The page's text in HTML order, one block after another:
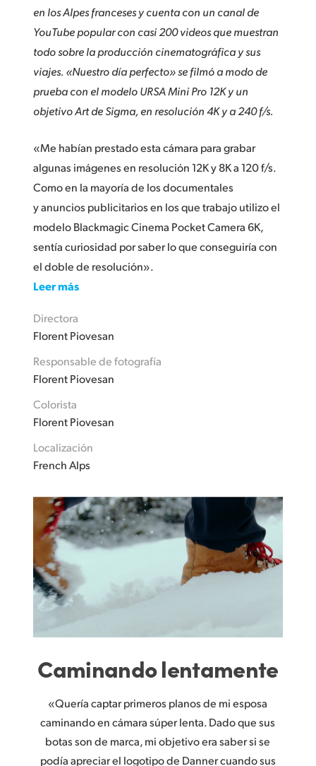
en los Alpes franceses y cuenta con un canal de
YouTube popular con casi 200 videos que muestran
todo sobre la producción cinematográfica y sus
viajes. «Nuestro día perfecto» se filmó a modo de
prueba con el modelo URSA Mini Pro 12K y un
objetivo Art de Sigma, en resolución 4K y a 240 f/s.
«Me habían prestado esta cámara para grabar
algunas imágenes en resolución 12K y 8K a 120 f/s.
Como en la mayoría de los documentales
y anuncios publicitarios en los que trabajo utilizo el
modelo Blackmagic Cinema Pocket Camera 6K,
sentía curiosidad por saber lo que conseguiría con
el doble de resolución».
Leer más
Directora
Florent Piovesan
Responsable de fotografía
Florent Piovesan
Colorista
Florent Piovesan
Localización
French Alps
Caminando lentamente
«Quería captar primeros planos de mi esposa
caminando en cámara súper lenta. Dado que sus
botas son de marca, mi objetivo era saber si se
podía apreciar el logotipo de Danner cuando sus